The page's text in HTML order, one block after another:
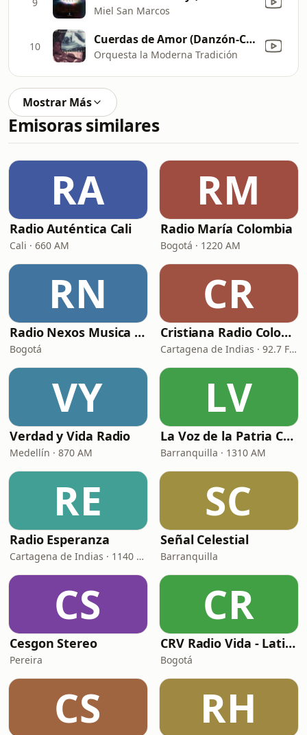
Miel San Marcos
10 Cuerdas de Amor (Danzón-Cha)
Orquesta la Moderna Tradición
Mostrar Más
Emisoras similares
RA
Radio Auténtica Cali
Cali · 660 AM
RM
Radio María Colombia
Bogotá · 1220 AM
RN
Radio Nexos Musica Cristiana (Iglesia De Jesucristo)
Bogotá
CR
Cristiana Radio Colombia
Cartagena de Indias · 92.7 FM
VY
Verdad y Vida Radio
Medellín · 870 AM
LV
La Voz de la Patria Celestial
Barranquilla · 1310 AM
RE
Radio Esperanza
Cartagena de Indias · 1140 AM
SC
Señal Celestial
Barranquilla
CS
Cesgon Stereo
Pereira
CR
CRV Radio Vida - Latina
Bogotá
CS RH